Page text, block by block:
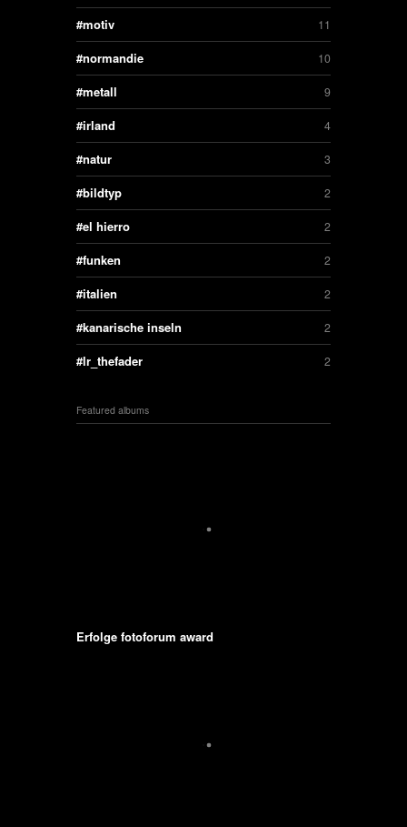
11
motiv
10
normandie
9
metall
4
irland
3
natur
2
bildtyp
2
el hierro
2
funken
2
italien
2
kanarische inseln
2
lr_thefader
Featured albums
Erfolge fotoforum award